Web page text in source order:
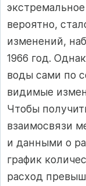
вероятно,
изменений,
1966 год.
воды сами по
видимые
Чтобы
взаимосвязи
и данными о
график
расход